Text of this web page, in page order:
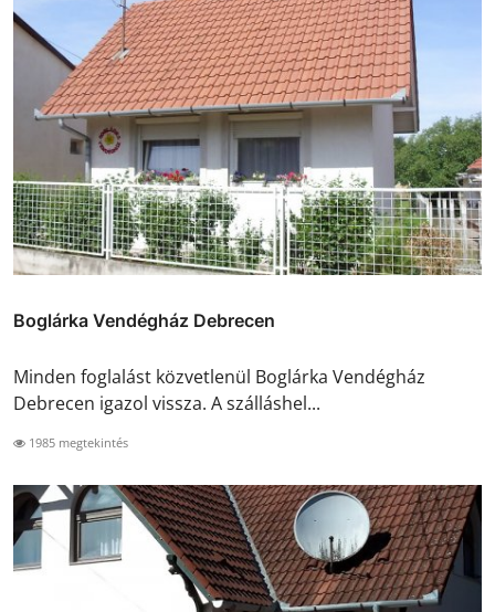
Boglárka Vendégház Debrecen
Minden foglalást közvetlenül Boglárka Vendégház
Debrecen igazol vissza. A szálláshel...
1985 megtekintés